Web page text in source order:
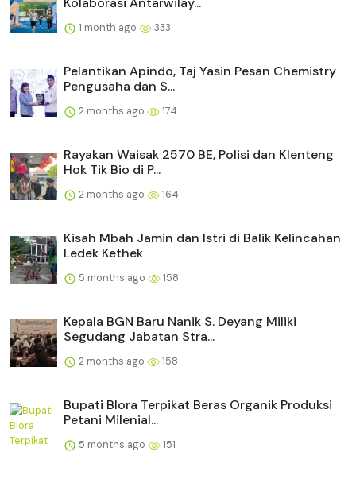
1 month ago 333
Pelantikan Apindo, Taj Yasin Pesan Chemistry
Pengusaha dan S...
2 months ago 174
Rayakan Waisak 2570 BE, Polisi dan Klenteng
Hok Tik Bio di P...
2 months ago 164
Kisah Mbah Jamin dan Istri di Balik Kelincahan
Ledek Kethek
5 months ago 158
Kepala BGN Baru Nanik S. Deyang Miliki
Segudang Jabatan Stra...
2 months ago 158
Bupati Blora Terpikat Beras Organik Produksi
Petani Milenial...
5 months ago 151